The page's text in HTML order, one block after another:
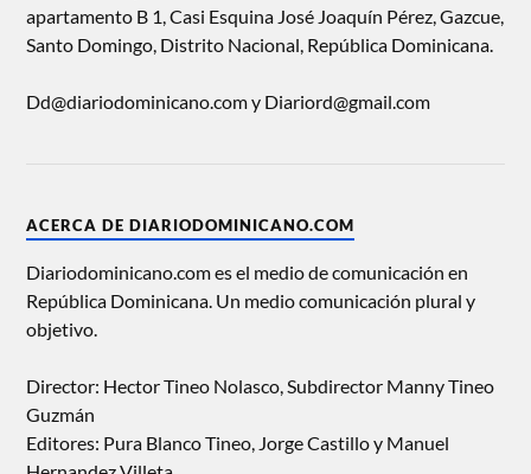
apartamento B 1, Casi Esquina José Joaquín Pérez, Gazcue,
Santo Domingo, Distrito Nacional, República Dominicana.
Dd@diariodominicano.com y Diariord@gmail.com
ACERCA DE DIARIODOMINICANO.COM
Diariodominicano.com es el medio de comunicación en
República Dominicana. Un medio comunicación plural y
objetivo.
Director: Hector Tineo Nolasco, Subdirector Manny Tineo
Guzmán
Editores: Pura Blanco Tineo, Jorge Castillo y Manuel